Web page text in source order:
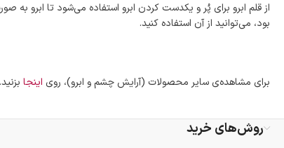
از قلم ابرو برای پُر و یکدست کردن ابرو استفاده می‌شود تا ابرو
بود، می‌توانید از آن استفاده کنید.
برای مشاهده‌ی سایر محصولات (آرایش چشم و ابرو)، روی اینجا بزنید.
روش‌های خرید